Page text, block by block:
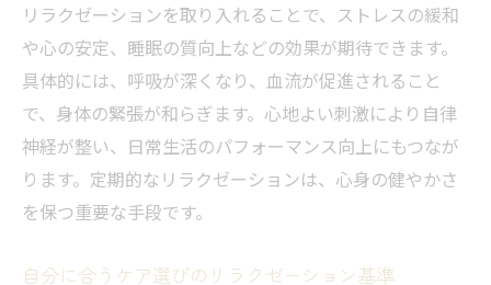
リラクゼーションを取り入れることで、ストレスの緩和
や心の安定、睡眠の質向上などの効果が期待できます。
具体的には、呼吸が深くなり、血流が促進されること
で、身体の緊張が和らぎます。心地よい刺激により自律
神経が整い、日常生活のパフォーマンス向上にもつなが
ります。定期的なリラクゼーションは、心身の健やかさ
を保つ重要な手段です。
自分に合うケア選びのリラクゼーション基準